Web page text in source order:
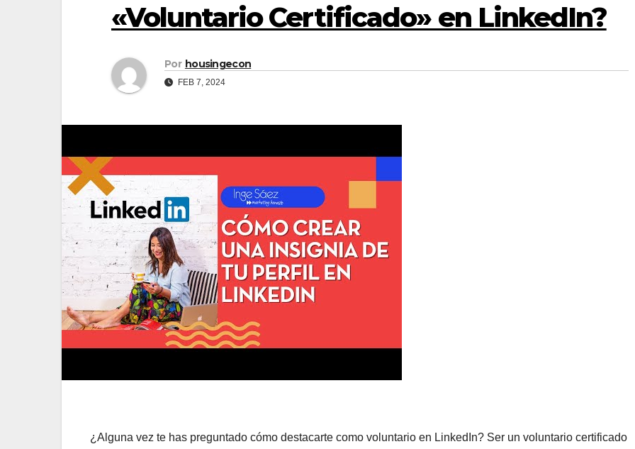
«Voluntario Certificado» en LinkedIn?
Por housingecon
FEB 7, 2024
¿Alguna vez te has preguntado cómo destacarte como voluntario en LinkedIn? Ser un voluntario certificado